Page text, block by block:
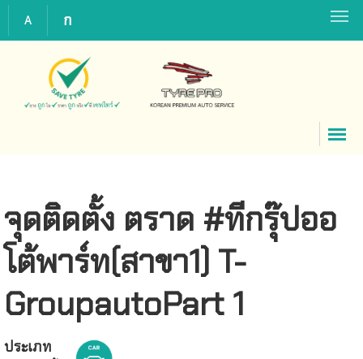
A ก
จุดติดตั้ง ตราด #ทีกรุ๊ปออ
โต้พาร์ท(สาขา1) T-
GroupautoPart 1
ประเภท